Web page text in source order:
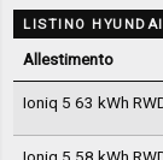
LISTINO
Allestimento
Ioniq 5 63 kWh
Ioniq 5 58 kWh